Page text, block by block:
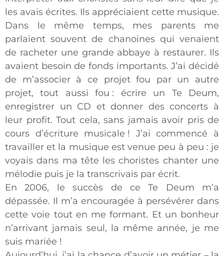
les avais écrites. Ils appréciaient cette musique.
Dans le même temps, mes parents me
parlaient souvent de chanoines qui venaient
de racheter une grande abbaye à restaurer. Ils
avaient besoin de fonds importants. J’ai décidé
de m’associer à ce projet fou par un autre
projet, tout aussi fou : écrire un Te Deum,
enregistrer un CD et donner des concerts à
leur profit. Tout cela, sans jamais avoir pris de
cours d’écriture musicale ! J’ai commencé à
travailler et la musique est venue peu à peu : je
voyais dans ma tête les choristes chanter une
mélodie puis je la transcrivais par écrit.
En 2006, le succès de ce Te Deum m’a
dépassée. Il m’a encouragée à persévérer dans
cette voie tout en me formant. Et un bonheur
n’arrivant jamais seul, la même année, je me
suis mariée !